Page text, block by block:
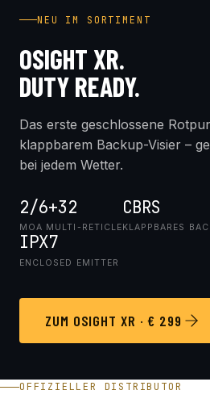
NEU IM SORTIMENT
OSIGHT XR.
DUTY READY.
Das erste geschlossene
klappbarem Backup-Visier –
bei jedem Wetter.
2/6+32
MOA MULTI-RETICLE
CBRS
KLAPPBARES
IPX7
ENCLOSED EMITTER
ZUM OSIGHT XR · € 299
OFFIZIELLER DISTRIBUTOR